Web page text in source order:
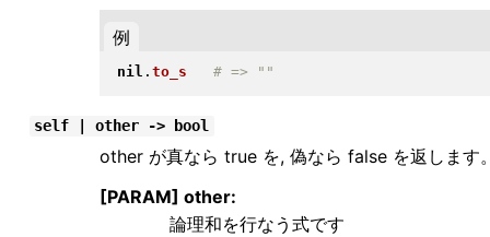
例
nil . to_s
self | other -> bool
other が真なら true を, 偽なら false を返します
[PARAM] other:
論理和を行なう式です